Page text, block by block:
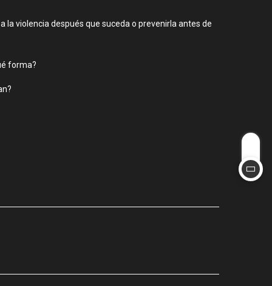
violencia después que suceda o prevenirla antes de
forma?